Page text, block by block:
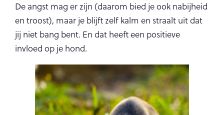
De angst mag er zijn (daarom bied je ook nabijheid
en troost), maar je blijft zelf kalm en straalt uit dat
jij niet bang bent. En dat heeft een positieve
invloed op je hond.